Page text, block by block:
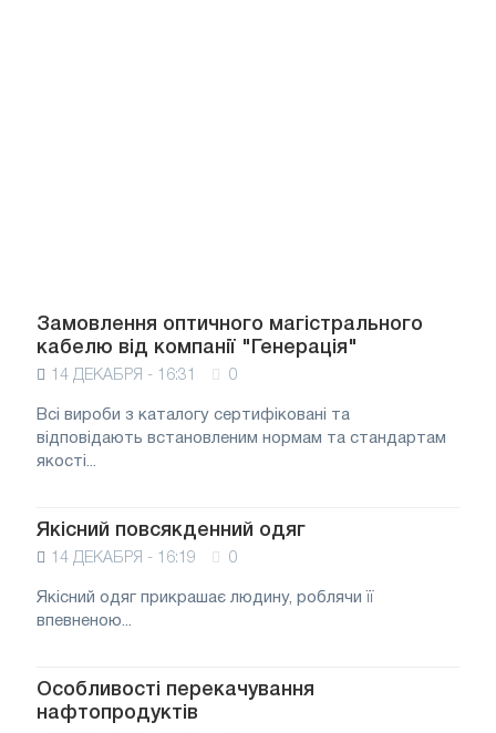
Замовлення оптичного магістрального
кабелю від компанії "Генерація"
14 ДЕКАБРЯ - 16:31 0
Всі вироби з каталогу сертифіковані та
відповідають встановленим нормам та стандартам
якості...
Якісний повсякденний одяг
14 ДЕКАБРЯ - 16:19 0
Якісний одяг прикрашає людину, роблячи її
впевненою...
Особливості перекачування
нафтопродуктів